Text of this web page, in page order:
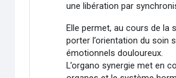
une libération par
Elle permet, au cours de la
porter l’orientation du soin
émotionnels douloureux.
L’organo synergie met en